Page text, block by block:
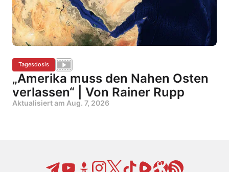
Tagesdosis
„Amerika muss den Nahen Osten
verlassen“ | Von Rainer Rupp
Aktualisiert am Aug. 7, 2026